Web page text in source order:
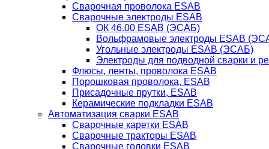
Сварочная проволока ESAB
Сварочные электроды ESAB
ОК 46.00 ESAB (ЭСАБ)
Вольфрамовые электроды ESAB
Угольные электроды ESAB (ЭСАБ)
Электроды для подводной сварки и
Флюсы, ленты, проволока ESAB
Порошковая проволока, ESAB
Присадочные прутки, ESAB
Керамические подкладки ESAB
Автоматизация сварки ESAB
Сварочные каретки ESAB
Сварочные тракторы ESAB
Сварочные головки ESAB